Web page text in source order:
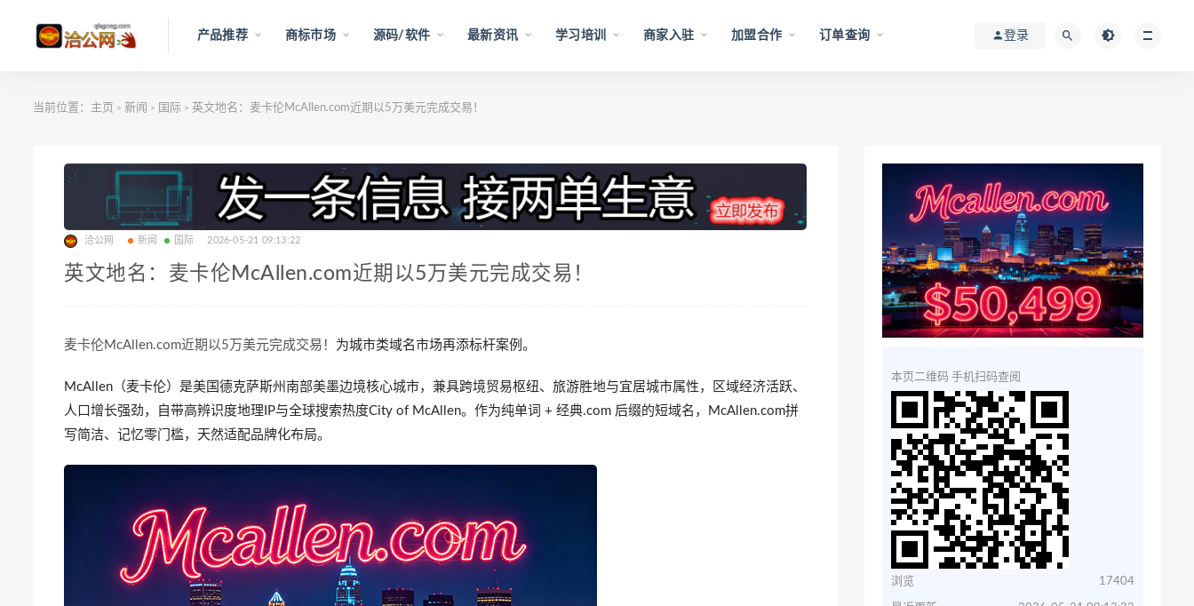
产品推荐 商标市场 源码/软件 最新资讯 学习培训 商家入驻 加盟合作 订单查询 登录
当前位置： 主页 > 新闻 > 国际 > 英文地名：麦卡伦McAllen.com近期以5万美元完成交易！
洽公网 新闻 国际 2026-05-21 09:13:22
英文地名：麦卡伦McAllen.com近期以5万美元完成交易！
麦卡伦McAllen.com近期以5万美元完成交易！ 为城市类域名市场再添标杆案例。
McAllen（麦卡伦）是美国德克萨斯州南部美墨边境核心城市，兼具跨境贸易枢纽、旅游胜地与宜居城市属性，区域经济活跃、
人口增长强劲，自带高辨识度地理IP与全球搜索热度City of McAllen。作为纯单词 + 经典.com 后缀的短域名，McAllen.com拼
写简洁、记忆零门槛，天然适配品牌化布局。
本页二维码 手机扫码查阅
浏览 17404